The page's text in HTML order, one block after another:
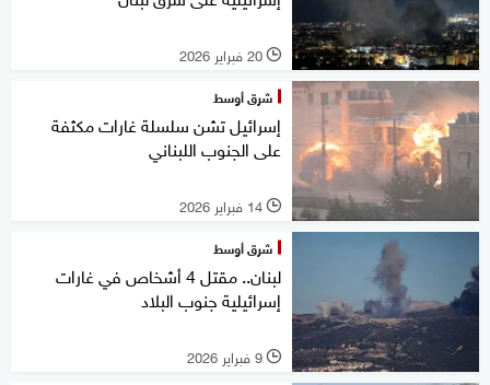
l 20 فبراير 2026
شرق أوسط
إسرائيل تشن سلسلة غارات مكثفة
على الجنوب اللبناني
l 14 فبراير 2026
شرق أوسط
لبنان.. مقتل 4 أشخاص في غارات
إسرائيلية جنوب البلاد
l 9 فبراير 2026